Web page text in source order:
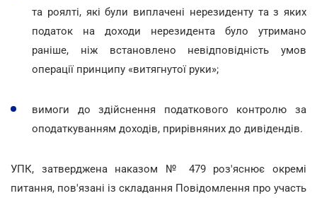
та роялті, які були виплачені нерезиденту та з яких
податок на доходи нерезидента було утримано
раніше, ніж встановлено невідповідність умов
операції принципу «витягнутої руки»;
вимоги до здійснення податкового контролю за
оподаткуванням доходів, прирівняних до дивідендів.
УПК, затверджена наказом № 479 роз'яснює окремі
питання, пов'язані із складання Повідомлення про участь